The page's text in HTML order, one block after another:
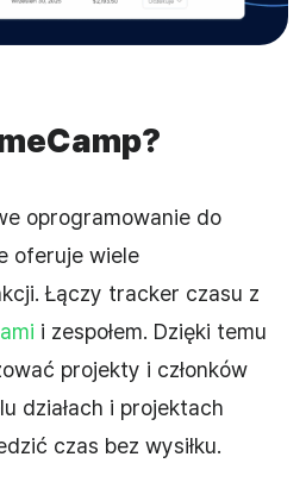
oprogramowanie do
oferuje wiele
Łączy tracker czasu z
i zespołem. Dzięki temu
projekty i członków
działach i projektach
czas bez wysiłku.